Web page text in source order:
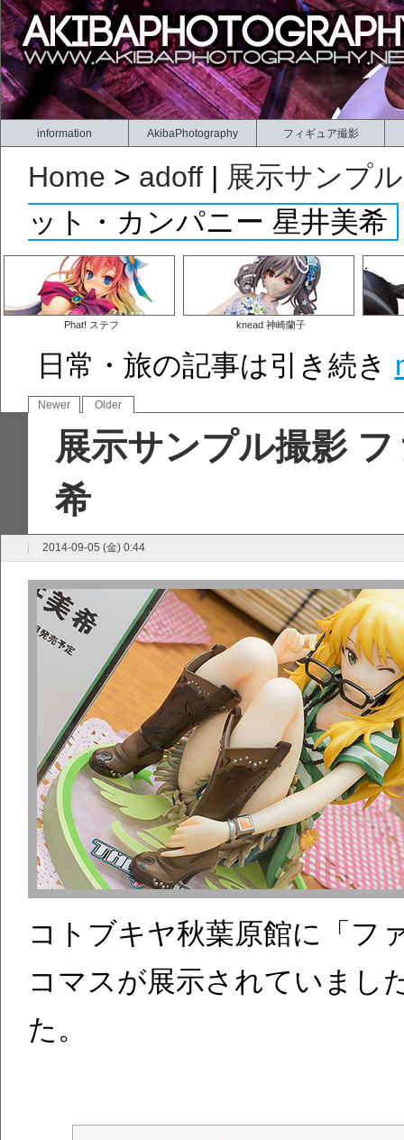
information AkibaPhotography フィギュア撮影
Home > adoff | 展示サンプ
ット・カンパニー 星井美希
Phat! ステフ knead 神崎蘭子
日常・旅の記事は引き続き
Newer Older
展示サンプル撮影
希
2014-09-05 (金) 0:44
コトブキヤ秋葉原館に「フ
コマスが展示されていまし
た。